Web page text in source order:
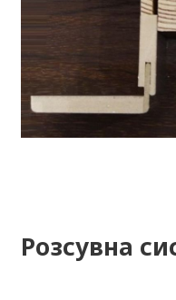
Розсувна